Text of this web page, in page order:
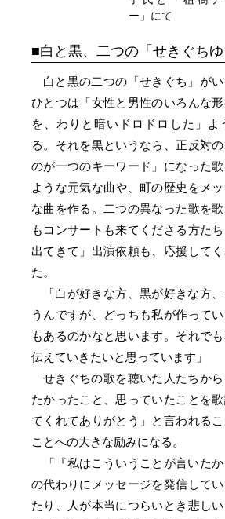
ー」にて
白と黒、二つの「せきぐちゆ
白と黒の二つの「せきぐち」が
ひとつは「女性と男性のいろんな
を、わりと暗いドロドロした」よ
る。それを黒というなら、正反対
のが一つのキーワード」になった
ような元気な曲や、町の歴史をメ
な曲を作る。二つの異なった歌を
もコンサートも来てくださる方た
出てきて」出演依頼も、応援して
た。
「白が好きな方、黒が好きな方
うんですが、どっちも私が作って
もあるのかなと思います。それで
伝えていきたいと思っています」
せきぐちの歌を聴いた人たちか
たかったこと、思っていたことを
てくれてありがとう」と言われる
ことへの大きな励みになる。
「『私はこういうことが言いた
の代わりにメッセージを発信して
たり、人が本当につらいとき悲し